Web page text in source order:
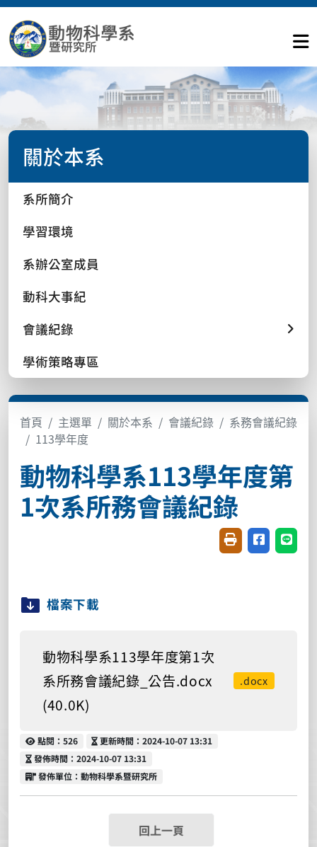
關於本系
系所簡介
學習環境
系辦公室成員
動科大事紀
會議紀錄
學術策略專區
首頁 主選單 關於本系 會議紀錄
系務會議紀錄
113學年度
動物科學系113學年度第
1次系所務會議紀錄
友善列印(開新視
分享至臉書
分享
檔案下載
動物科學系113學年度第1次
系所務會議紀錄_公告.docx
(40.0K)
.docx
點閱
點閱：526 更新時間
更新時間：2024-10-07 13:31
發佈時間
發佈時間：2024-10-07 13:31
發佈單位
發佈單位：動物科學系暨研究所
回上一頁